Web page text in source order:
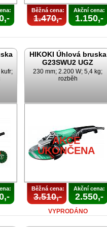
Běžná cena:
1.470,-
Akční cena:
1.150,-
HIKOKI Úhlová bruska
G23SWU2 UGZ
230 mm; 2.200 W; 5,4 kg;
rozběh
AKCE
UKONČENA
Běžná cena:
3.510,-
Akční cena:
2.550,-
VYPRODÁNO